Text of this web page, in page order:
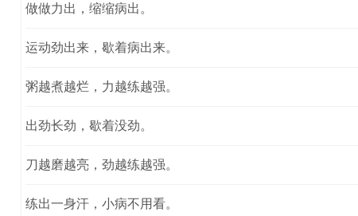
做做力出，缩缩病出。
运动劲出来，歇着病出来。
粥越煮越烂，力越练越强。
出劲长劲，歇着没劲。
刀越磨越亮，劲越练越强。
练出一身汗，小病不用看。